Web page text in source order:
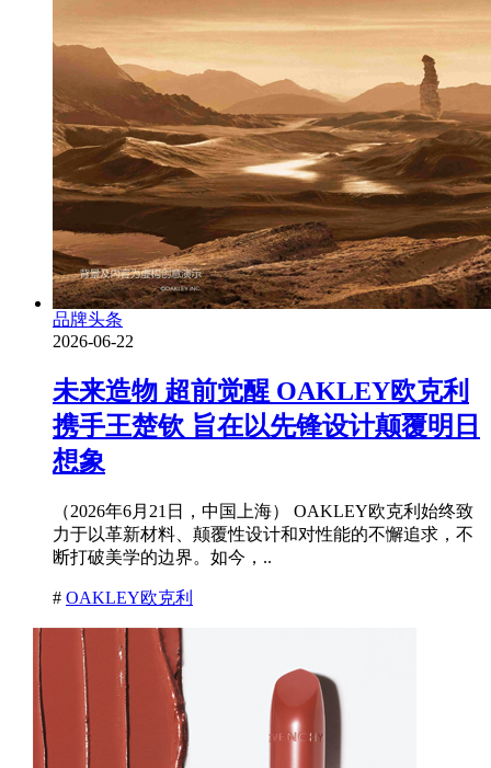
品牌头条
2026-06-22
未来造物 超前觉醒 OAKLEY欧克利
携手王楚钦 旨在以先锋设计颠覆明日
想象
（2026年6月21日，中国上海） OAKLEY欧克利始终致
力于以革新材料、颠覆性设计和对性能的不懈追求，不
断打破美学的边界。如今，..
# OAKLEY欧克利